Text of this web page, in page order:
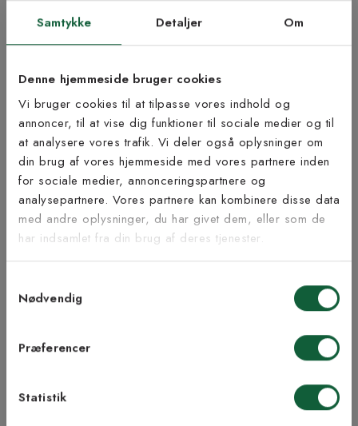
Samtykke Detaljer Om
Denne hjemmeside bruger cookies
Vi bruger cookies til at tilpasse vores indhold og
annoncer, til at vise dig funktioner til sociale medier og til
at analysere vores trafik. Vi deler også oplysninger om
din brug af vores hjemmeside med vores partnere inden
for sociale medier, annonceringspartnere og
analysepartnere. Vores partnere kan kombinere disse data
med andre oplysninger, du har givet dem, eller som de
har indsamlet fra din brug af deres tjenester.
Nødvendig
Præferencer
Statistik
Vigtig info
Lige nu kan leveringstiden blive noget længere ved køb af
Åbent køb og returret gælder ikke da løberen skæres til på mål.
OBS!Kantning ændrer ikke på målene for de tæpper, der er
bestilt efter egne mål.
BæredygtighedTilmeld dig vores
nyhedsbrev
Vær blandt de første til at modtage vores tilbud,
tips og nyheder.
modtage nyhedsbreve fra Kilands